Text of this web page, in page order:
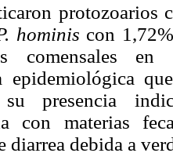
protozoarios
hominis con
comensales
epidemiológica
su presencia
con materias
diarrea debida a